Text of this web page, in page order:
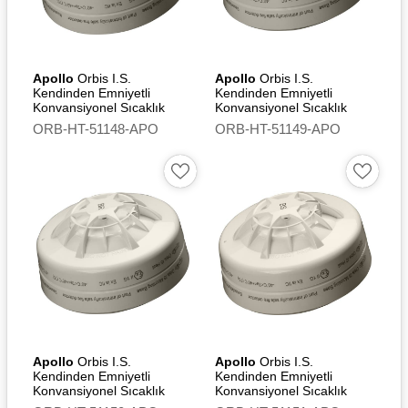
BOSEC - Belgian
DNV - Det Norske Veritas
IECEx - International
Electrotechnical
BASEEFA - British Approval
Service for Electrical
Equipment in Flammable
Atmospheres
FG -
Forsikringsselskapenes
Godkjennelsesnevnd
CCS Certificate
BV - Bureau Veritas
Apollo Orbis I.S.
Kendinden Emniyetli
Konvansiyonel Sıcaklık
Dedektörü (A2S) - Flashing
Led
ORB-HT-51148-APO
Apollo Orbis I.S.
Kendinden Emniyetli
Konvansiyonel Sıcaklık
Dedektörü (BR)
ORB-HT-51149-APO
Apollo Orbis I.S.
Kendinden Emniyetli
Konvansiyonel Sıcaklık
Apollo Orbis I.S.
Kendinden Emniyetli
Konvansiyonel Sıcaklık